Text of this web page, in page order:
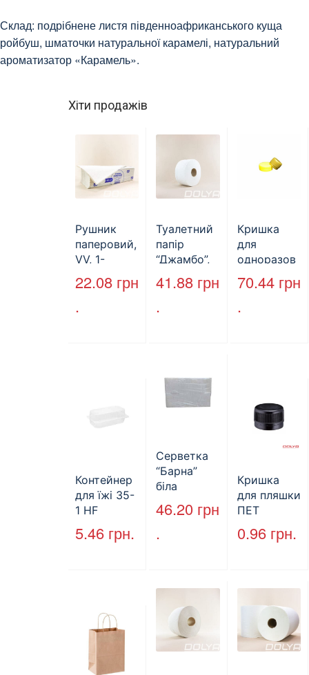
Склад: подрібнене листя південноафриканського куща
ройбуш, шматочки натуральної карамелі, натуральний
ароматизатор «Карамель».
Хіти продажів
Рушник
паперовий,
VV, 1-
шаровий,
макулатура
22.08 грн
.
Туалетний
папір
“Джамбо”,
B2B
Service,
41.88 грн
.
Кришка
для
одноразов
ої пляшки,
ПЕТ,
70.44 грн
.
Контейнер
для їжі 35-
1 HF
227*127*85
мм
5.46 грн.
Серветка
“Барна”
біла
PAPERO
500 шт (6/
46.20 грн
.
Кришка
для пляшки
ПЕТ
стандарт
(КВ-28мм),
0.96 грн.